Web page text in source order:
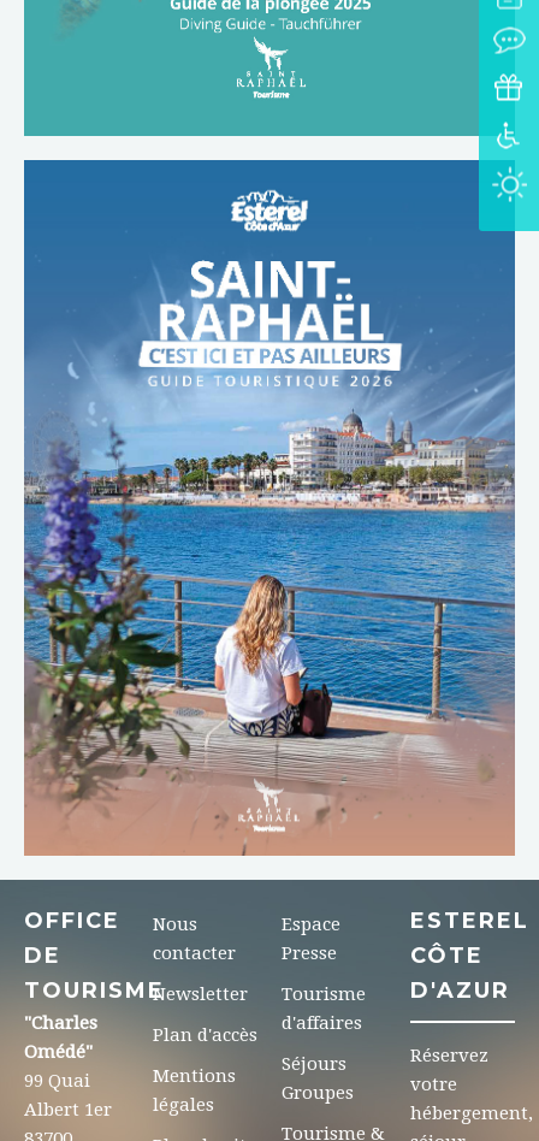
TÉLÉCHARGER
OFFICE
DE
TOURISME
"Charles
Omédé"
99 Quai
Albert 1er
Nous
contacter
Newsletter
Plan d'accès
Mentions
légales
Espace
Presse
Tourisme
d'affaires
Séjours
Groupes
Tourisme &
ESTEREL
CÔTE
D'AZUR
Réservez
votre
hébergement,